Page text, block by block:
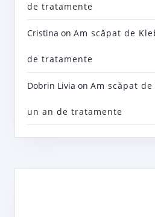
de tratamente
Cristina on Am scăpat de
de tratamente
Dobrin Livia on Am scăpat
un an de tratamente